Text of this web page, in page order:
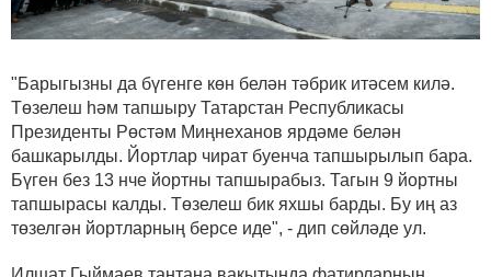
"Барыгызны да бүгенге көн белән тәбрик итәсем килә.
Төзелеш һәм тапшыру Татарстан Республикасы
Президенты Рөстәм Миңнеханов ярдәме белән
башкарылды. Йортлар чират буенча тапшырылып бара.
Бүген без 13 нче йортны тапшырабыз. Тагын 9 йортны
тапшырасы калды. Төзелеш бик яхшы барды. Бу иң аз
төзелгән йортларның берсе иде", - дип сөйләде ул.